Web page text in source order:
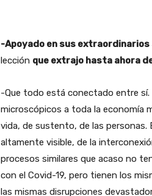
-Apoyado en sus
lección que extrajo hasta ahora
-Que todo está conectado entre
microscópicos a toda la economía
vida, de sustento, de las personas.
altamente visible, de la
procesos similares que acaso no
con el Covid-19, pero tienen los
las mismas disrupciones